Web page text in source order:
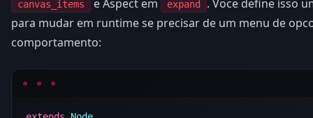
canvas_items e Aspect em expand
. Voce define isso
para mudar em runtime se precisar de um menu de
comportamento: